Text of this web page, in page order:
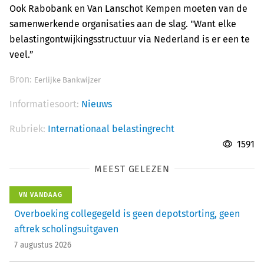
Ook Rabobank en Van Lanschot Kempen moeten van de
samenwerkende organisaties aan de slag. "Want elke
belastingontwijkingsstructuur via Nederland is er een te
veel.”
Bron: Eerlijke Bankwijzer
Informatiesoort: Nieuws
Rubriek: Internationaal belastingrecht
1591
MEEST GELEZEN
VN VANDAAG
Overboeking collegegeld is geen depotstorting, geen
aftrek scholingsuitgaven
7 augustus 2026